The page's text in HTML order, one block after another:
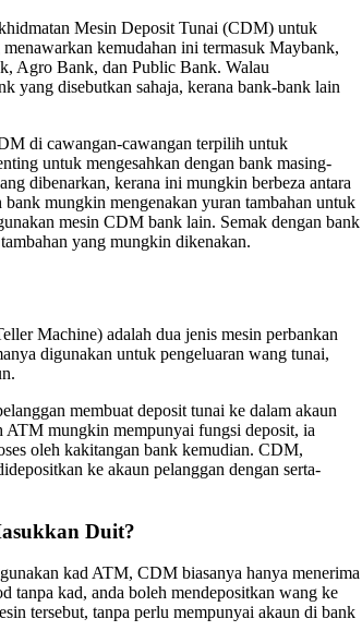
Mesin Deposit Tunai (CDM) untuk
kemudahan ini termasuk Maybank,
Agro Bank, dan Public Bank. Walau
yang disebutkan sahaja, kerana bank-bank lain
di cawangan-cawangan terpilih untuk
untuk mengesahkan dengan bank masing-
dibenarkan, kerana ini mungkin berbeza antara
mungkin mengenakan yuran tambahan untuk
mesin CDM bank lain. Semak dengan bank
yang mungkin dikenakan.
Machine) adalah dua jenis mesin perbankan
digunakan untuk pengeluaran wang tunai,
membuat deposit tunai ke dalam akaun
ATM mungkin mempunyai fungsi deposit, ia
oleh kakitangan bank kemudian. CDM,
ke akaun pelanggan dengan serta-
Duit?
kad ATM, CDM biasanya hanya menerima
tanpa kad, anda boleh mendepositkan wang ke
tersebut, tanpa perlu mempunyai akaun di bank